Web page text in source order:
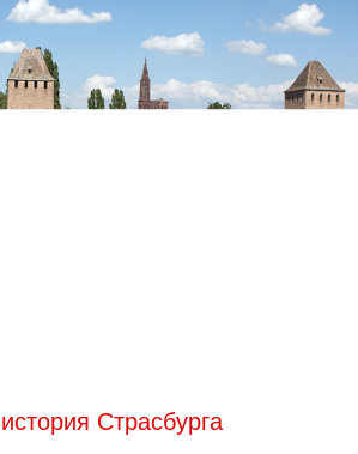
Страсбурга